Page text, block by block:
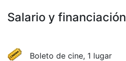
Salario y financiación
Boleto de cine, 1 lugar